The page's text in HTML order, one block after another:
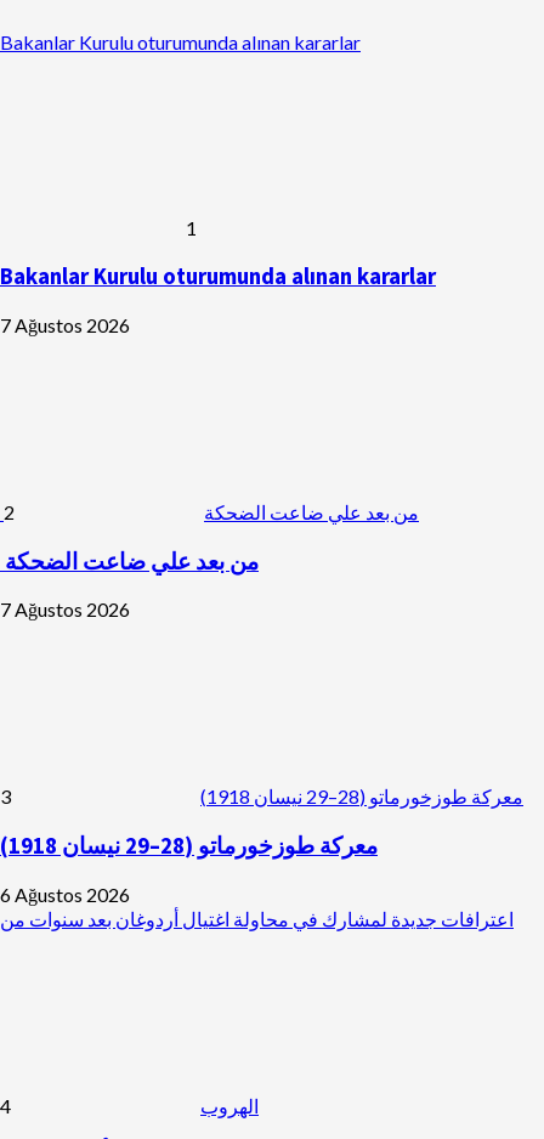
Bakanlar Kurulu oturumunda alınan kararlar
1
Bakanlar Kurulu oturumunda alınan kararlar
7 Ağustos 2026
من بعد علي ضاعت الضحكة 2
من بعد علي ضاعت الضحكة
7 Ağustos 2026
معركة طوزخورماتو (28–29 نيسان 1918) 3
معركة طوزخورماتو (28–29 نيسان 1918)
6 Ağustos 2026
اعترافات جديدة لمشارك في محاولة اغتيال أردوغان بعد سنوات من
الهروب 4